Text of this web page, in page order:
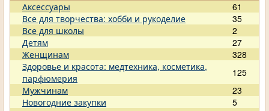
Аксессуары
61
Все для творчества: хобби и рукоделие
35
Все для школы
2
Детям
27
Женщинам
328
Здоровье и красота: медтехника, косметика,
парфюмерия
125
Мужчинам
23
Новогодние закупки
5